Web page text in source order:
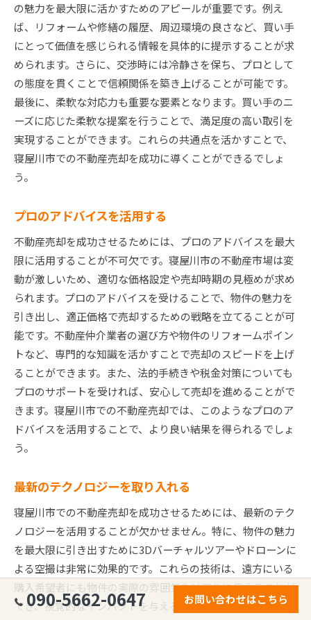
の魅力を最大限に活かすためのアピールが重要です。例え
ば、リフォームや修繕の履歴、周辺環境の良さなど、買い手
にとって価値を感じられる情報を具体的に提示することが求
められます。さらに、交渉時には冷静さを保ち、プロとして
の態度を貫くことで信頼関係を築き上げることが可能です。
最後に、柔軟な対応力も重要な要素となります。買い手のニ
ーズに応じた柔軟な提案を行うことで、満足度の高い取引を
実現することができます。これらの共通点を活かすことで、
寝屋川市での不動産売却を成功に導くことができるでしょ
う。
プロのアドバイスを活用する
不動産売却を成功させるためには、プロのアドバイスを最大
限に活用することが不可欠です。寝屋川市の不動産市場は変
動が激しいため、適切な価格設定や売却時期の見極めが求め
られます。プロのアドバイスを受けることで、物件の魅力を
引き出し、適正価格で売却するための戦略を立てることが可
能です。不動産仲介業者の選び方や物件のリフォームポイン
トなど、専門的な知識を活かすことで売却のスピードを上げ
ることができます。また、法的手続きや税金対策についても
プロのサポートを受ければ、安心して売却を進めることがで
きます。寝屋川市での不動産売却では、このようなプロのア
ドバイスを活用することで、より良い結果を得られるでしょ
う。
最新のテクノロジーを取り入れる
寝屋川市での不動産売却を成功させるためには、最新のテク
ノロジーを活用することが欠かせません。特に、物件の魅力
を最大限に引き出すために3Dバーチャルツアーやドローンに
よる空撮は非常に効果的です。これらの技術は、遠方にいる
購入希望者にも物件の実際の雰囲気をリアルに伝えることが
でき、視覚的なインパクトを与えることが可能です。また、
090-5662-0647 お問い合わせはこちら